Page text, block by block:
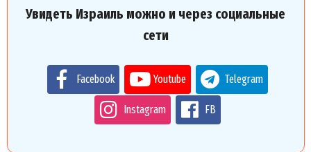
Увидеть Израиль можно и через социальные
сети
Facebook Youtube Telegram
Instagram FB